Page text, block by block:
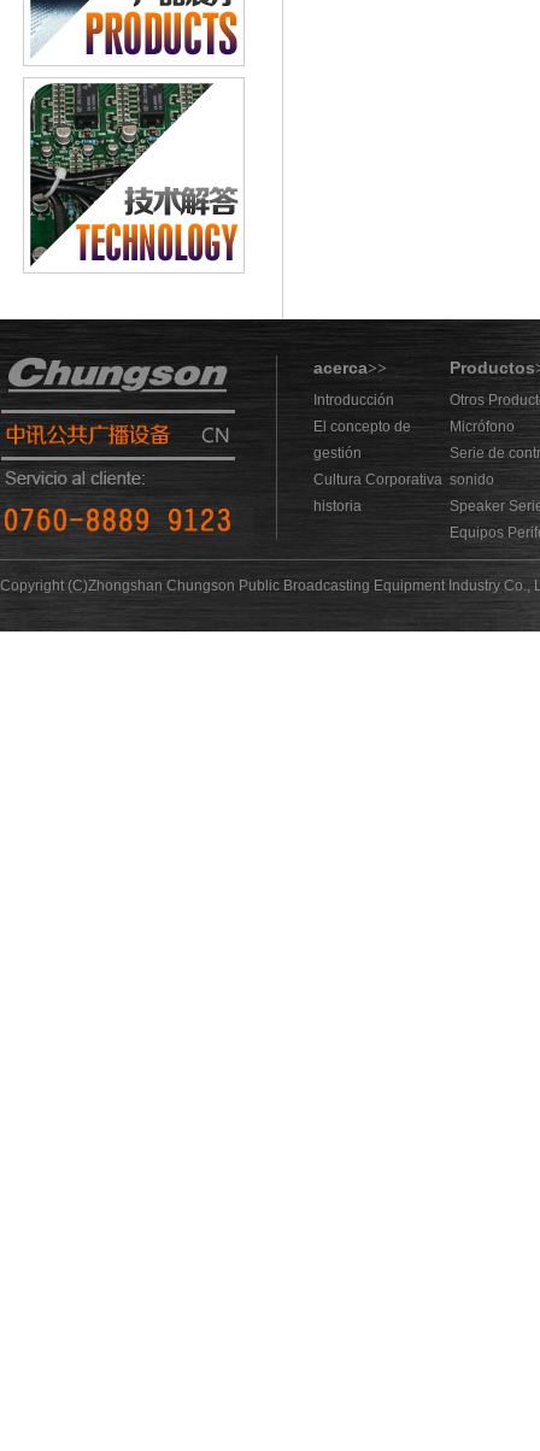
acerca>> Productos
Introducción
El concepto de
gestión
Cultura Corporativa
historia
Otros
Micrófono
Serie de
sonido
Speaker
Equipos
Copyright (C)Zhongshan Chungson Public Broadcasting Equipment Industry